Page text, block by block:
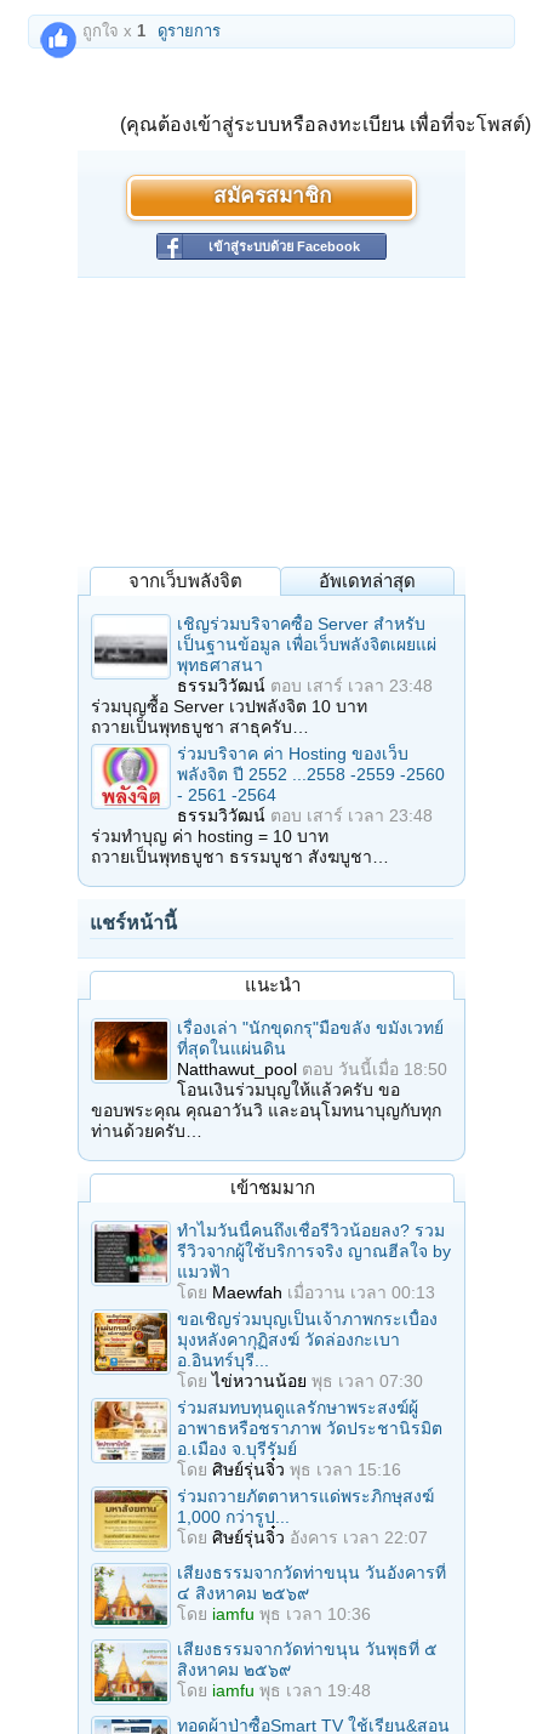
ถูกใจ x 1 ดูรายการ
(คุณต้องเข้าสู่ระบบหรือลงทะเบียน เพื่อที่จะโพสต์)
สมัครสมาชิก
เข้าสู่ระบบด้วย Facebook
จากเว็บพลังจิต อัพเดทล่าสุด
เชิญร่วมบริจาคซื้อ Server สำหรับ
เป็นฐานข้อมูล เพื่อเว็บพลังจิตเผยแผ่
พุทธศาสนา
ธรรมวิวัฒน์ ตอบ เสาร์ เวลา 23:48
ร่วมบุญซื้อ Server เวปพลังจิต 10 บาท
ถวายเป็นพุทธบูชา สาธุครับ…
ร่วมบริจาค ค่า Hosting ของเว็บ
พลังจิต ปี 2552 ...2558 -2559 -2560
- 2561 -2564
ธรรมวิวัฒน์ ตอบ เสาร์ เวลา 23:48
ร่วมทำบุญ ค่า hosting = 10 บาท
ถวายเป็นพุทธบูชา ธรรมบูชา สังฆบูชา…
แชร์หน้านี้
แนะนำ
เรื่องเล่า "นักขุดกรุ"มือขลัง ขมังเวทย์
ที่สุดในแผ่นดิน
Natthawut_pool ตอบ วันนี้เมื่อ 18:50
โอนเงินร่วมบุญให้แล้วครับ ขอ
ขอบพระคุณ คุณอาวันวิ และอนุโมทนาบุญกับทุก
ท่านด้วยครับ…
เข้าชมมาก
ทำไมวันนี้คนถึงเชื่อรีวิวน้อยลง? รวม
รีวิวจากผู้ใช้บริการจริง ญาณฮีลใจ by
แมวฟ้า
โดย Maewfah เมื่อวาน เวลา 00:13
ขอเชิญร่วมบุญเป็นเจ้าภาพกระเบื้อง
มุงหลังคากุฏิสงฆ์ วัดล่องกะเบา
อ.อินทร์บุรี...
โดยไข่หวานน้อย พุธ เวลา 07:30
ร่วมสมทบทุนดูแลรักษาพระสงฆ์ผู้
อาพาธหรือชราภาพ วัดประชานิรมิต
อ.เมือง จ.บุรีรัมย์
โดย ศิษย์รุ่นจิ๋ว พุธ เวลา 15:16
ร่วมถวายภัตตาหารแด่พระภิกษุสงฆ์
1,000 กว่ารูป...
โดย ศิษย์รุ่นจิ๋ว อังคาร เวลา 22:07
เสียงธรรมจากวัดท่าขนุน วันอังคารที่
๔ สิงหาคม ๒๕๖๙
โดย iamfu พุธ เวลา 10:36
เสียงธรรมจากวัดท่าขนุน วันพุธที่ ๕
สิงหาคม ๒๕๖๙
โดย iamfu พุธ เวลา 19:48
ทอดผ้าป่าซื้อSmart TV ใช้เรียน&สอน